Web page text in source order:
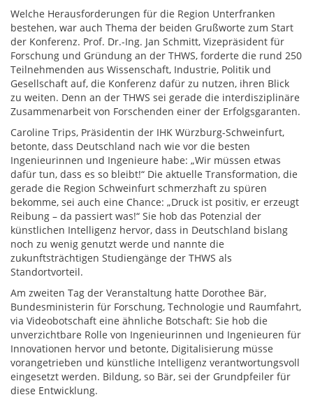
Welche Herausforderungen für die Region Unterfranken
bestehen, war auch Thema der beiden Grußworte zum Start
der Konferenz. Prof. Dr.-Ing. Jan Schmitt, Vizepräsident für
Forschung und Gründung an der THWS, forderte die rund 250
Teilnehmenden aus Wissenschaft, Industrie, Politik und
Gesellschaft auf, die Konferenz dafür zu nutzen, ihren Blick
zu weiten. Denn an der THWS sei gerade die interdisziplinäre
Zusammenarbeit von Forschenden einer der Erfolgsgaranten.
Caroline Trips, Präsidentin der IHK Würzburg-Schweinfurt,
betonte, dass Deutschland nach wie vor die besten
Ingenieurinnen und Ingenieure habe: „Wir müssen etwas
dafür tun, dass es so bleibt!“ Die aktuelle Transformation, die
gerade die Region Schweinfurt schmerzhaft zu spüren
bekomme, sei auch eine Chance: „Druck ist positiv, er erzeugt
Reibung – da passiert was!“ Sie hob das Potenzial der
künstlichen Intelligenz hervor, dass in Deutschland bislang
noch zu wenig genutzt werde und nannte die
zukunftsträchtigen Studiengänge der THWS als
Standortvorteil.
Am zweiten Tag der Veranstaltung hatte Dorothee Bär,
Bundesministerin für Forschung, Technologie und Raumfahrt,
via Videobotschaft eine ähnliche Botschaft: Sie hob die
unverzichtbare Rolle von Ingenieurinnen und Ingenieuren für
Innovationen hervor und betonte, Digitalisierung müsse
vorangetrieben und künstliche Intelligenz verantwortungsvoll
eingesetzt werden. Bildung, so Bär, sei der Grundpfeiler für
diese Entwicklung.